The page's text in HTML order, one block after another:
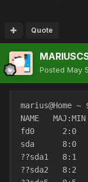
Quote
Posted May
marius@Home
NAME
fd0      2:0
sda      8:0
??sda1   8:1
??sda2   8:2